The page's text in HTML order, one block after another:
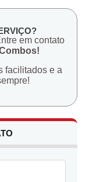
em contato
facilitados e a